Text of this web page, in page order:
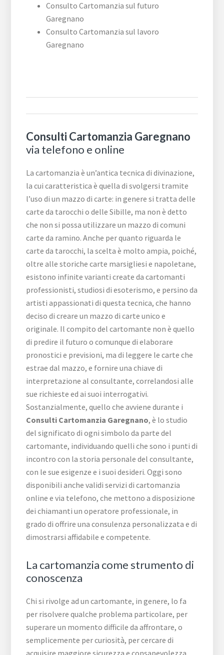
Consulto Cartomanzia sul futuro
Garegnano
Consulto Cartomanzia sul lavoro
Garegnano
Consulti Cartomanzia Garegnano
via telefono e online
La cartomanzia è un’antica tecnica di divinazione,
la cui caratteristica è quella di svolgersi tramite
l’uso di un mazzo di carte: in genere si tratta delle
carte da tarocchi o delle Sibille, ma non è detto
che non si possa utilizzare un mazzo di comuni
carte da ramino. Anche per quanto riguarda le
carte da tarocchi, la scelta è molto ampia, poiché,
oltre alle storiche carte marsigliesi e napoletane,
esistono infinite varianti create da cartomanti
professionisti, studiosi di esoterismo, e persino da
artisti appassionati di questa tecnica, che hanno
deciso di creare un mazzo di carte unico e
originale. Il compito del cartomante non è quello
di predire il futuro o comunque di elaborare
pronostici e previsioni, ma di leggere le carte che
estrae dal mazzo, e fornire una chiave di
interpretazione al consultante, correlandosi alle
sue richieste ed ai suoi interrogativi.
Sostanzialmente, quello che avviene durante i
Consulti Cartomanzia Garegnano, è lo studio
del significato di ogni simbolo da parte del
cartomante, individuando quelli che sono i punti di
incontro con la storia personale del consultante,
con le sue esigenze e i suoi desideri. Oggi sono
disponibili anche validi servizi di cartomanzia
online e via telefono, che mettono a disposizione
dei chiamanti un operatore professionale, in
grado di offrire una consulenza personalizzata e di
dimostrarsi affidabile e competente.
La cartomanzia come strumento di
conoscenza
Chi si rivolge ad un cartomante, in genere, lo fa
per risolvere qualche problema particolare, per
superare un momento difficile da affrontare, o
semplicemente per curiosità, per cercare di
acquisire maggiore sicurezza e consapevolezza